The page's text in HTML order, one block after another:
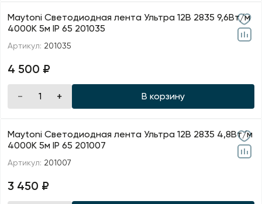
Maytoni Светодиодная лента Ультра 12В 2835 9,6Вт/м
4000К 5м IP 65 201035
Артикул: 201035
4 500 ₽
В корзину
Maytoni Светодиодная лента Ультра 12В 2835 4,8Вт/м
4000К 5м IP 65 201007
Артикул: 201007
3 450 ₽